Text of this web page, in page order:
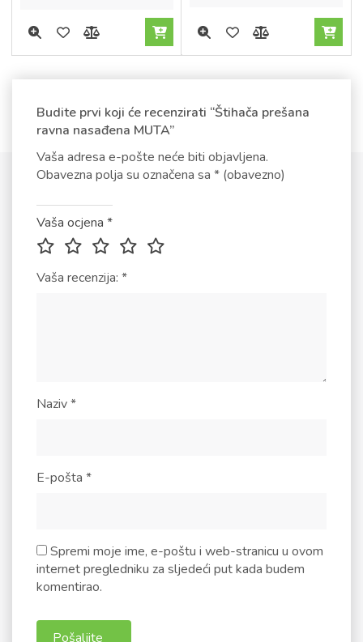
Budite prvi koji će recenzirati “Štihača prešana
ravna nasađena MUTA”
Vaša adresa e-pošte neće biti objavljena.
Obavezna polja su označena sa * (obavezno)
Vaša ocjena *
Vaša recenzija: *
Naziv*
E-pošta *
Spremi moje ime, e-poštu i web-stranicu u ovom
internet pregledniku za sljedeći put kada budem
komentirao.